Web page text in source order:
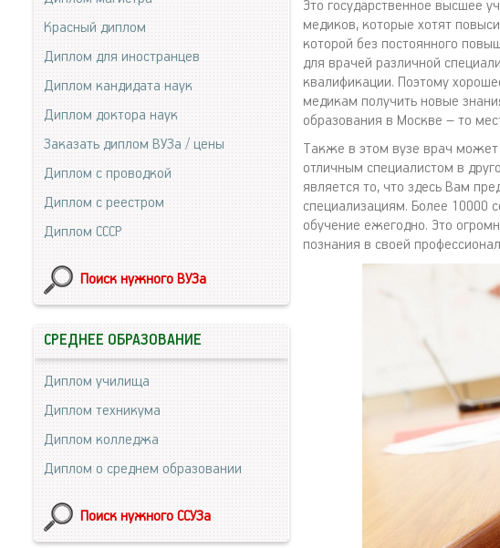
Это государственное высшее
медиков, которые хотят
которой без постоянного
для врачей различной
квалификации. Поэтому
медикам получить новые
образования в Москве – то
Также в этом вузе врач может
отличным специалистом в
является то, что здесь Вам
специализациям. Более 10000
обучение ежегодно. Это
познания в своей
Красный диплом
Диплом для иностранцев
Диплом кандидата наук
Диплом доктора наук
Заказать диплом ВУЗа / цены
Диплом с проводкой
Диплом с реестром
Диплом СССР
Поиск нужного ВУЗа
СРЕДНЕЕ ОБРАЗОВАНИЕ
Диплом училища
Диплом техникума
Диплом колледжа
Диплом о среднем образовании
Поиск нужного ССУЗа